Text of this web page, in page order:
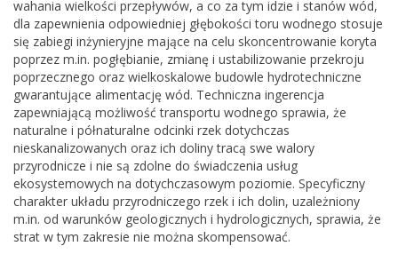
wahania wielkości przepływów, a co za tym idzie i stanów wód,
dla zapewnienia odpowiedniej głębokości toru wodnego stosuje
się zabiegi inżynieryjne mające na celu skoncentrowanie koryta
poprzez m.in. pogłębianie, zmianę i ustabilizowanie przekroju
poprzecznego oraz wielkoskalowe budowle hydrotechniczne
gwarantujące alimentację wód. Techniczna ingerencja
zapewniającą możliwość transportu wodnego sprawia, że
naturalne i półnaturalne odcinki rzek dotychczas
nieskanalizowanych oraz ich doliny tracą swe walory
przyrodnicze i nie są zdolne do świadczenia usług
ekosystemowych na dotychczasowym poziomie. Specyficzny
charakter układu przyrodniczego rzek i ich dolin, uzależniony
m.in. od warunków geologicznych i hydrologicznych, sprawia, że
strat w tym zakresie nie można skompensować.